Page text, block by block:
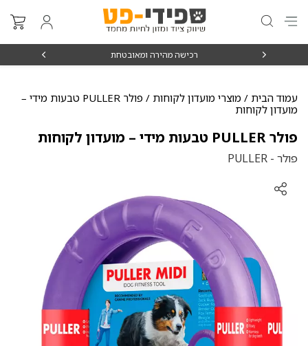
רכישה מהירה ומאובטחת
עמוד הבית / מוצרי מועדון לקוחות
/ פולר PULLER טבעות מידי –
מועדון לקוחות
פולר PULLER טבעות מידי – מועדון לקוחות
פולר - PULLER